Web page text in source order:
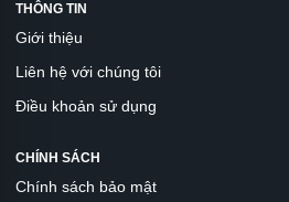
THÔNG TIN
Giới thiệu
Liên hệ với chúng tôi
Điều khoản sử dụng
CHÍNH SÁCH
Chính sách bảo mật